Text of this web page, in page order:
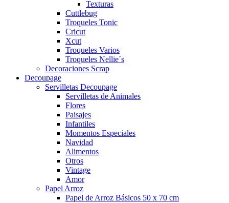
Texturas
Cuttlebug
Troqueles Tonic
Cricut
Xcut
Troqueles Varios
Troqueles Nellie´s
Decoraciones Scrap
Decoupage
Servilletas Decoupage
Servilletas de Animales
Flores
Paisajes
Infantiles
Momentos Especiales
Navidad
Alimentos
Otros
Vintage
Amor
Papel Arroz
Papel de Arroz Básicos 50 x 70 cm